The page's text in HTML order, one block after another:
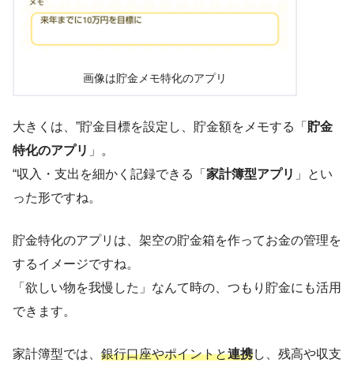
画像は貯金メモ特化のアプリ
大きくは、”貯金目標を設定し、貯金額をメモする「 貯金
特化のアプリ 」。
“収入・支出を細かく記録できる「 家計簿型アプリ 」とい
った形ですね。
貯金特化のアプリは、架空の貯金箱を作ってお金の管理を
するイメージですね。
「欲しい物を我慢した」なんて時の、つもり貯金にも活用
できます。
家計簿型では、 銀行口座やポイントと連携し、残高や収支